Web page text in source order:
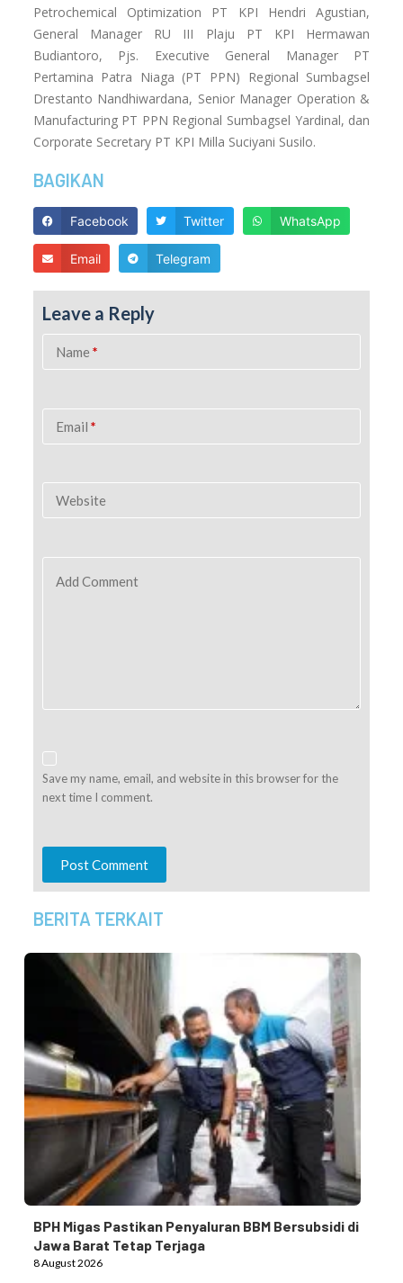
Petrochemical Optimization PT KPI Hendri Agustian,
General Manager RU III Plaju PT KPI Hermawan
Budiantoro, Pjs. Executive General Manager PT
Pertamina Patra Niaga (PT PPN) Regional Sumbagsel
Drestanto Nandhiwardana, Senior Manager Operation &
Manufacturing PT PPN Regional Sumbagsel Yardinal, dan
Corporate Secretary PT KPI Milla Suciyani Susilo.
BAGIKAN
Facebook Twitter WhatsApp
Email Telegram
Leave a Reply
Name *
Email *
Website
Add Comment
Save my name, email, and website in this browser for the
next time I comment.
Post Comment
BERITA TERKAIT
BPH Migas Pastikan Penyaluran BBM Bersubsidi di
Jawa Barat Tetap Terjaga
8 August 2026